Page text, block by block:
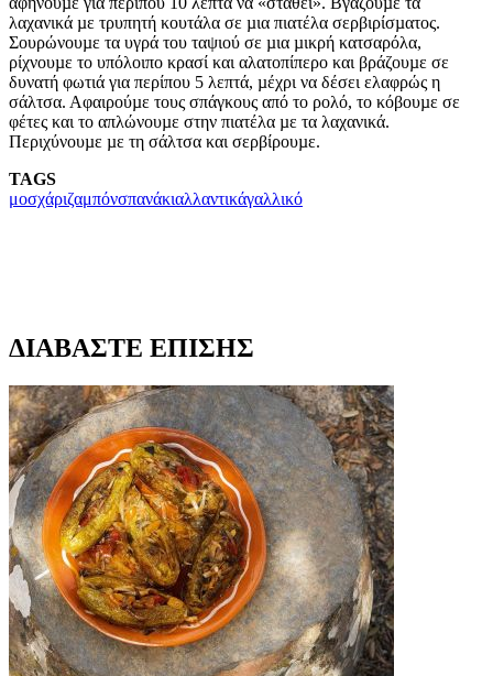
λαχανικά µε τρυπητή κουτάλα σε µια πιατέλα σερβιρίσµατος.
Σουρώνουµε τα υγρά του ταψιού σε µια µικρή κατσαρόλα,
ρίχνουµε το υπόλοιπο κρασί και αλατοπίπερο και βράζουµε σε
δυνατή φωτιά για περίπου 5 λεπτά, µέχρι να δέσει ελαφρώς η
σάλτσα. Αφαιρούµε τους σπάγκους από το ρολό, το κόβουµε σε
φέτες και το απλώνουµε στην πιατέλα µε τα λαχανικά.
Περιχύνουµε µε τη σάλτσα και σερβίρουµε.
TAGS
μοσχάριζαμπόνσπανάκιαλλαντικάγαλλικό
ΔΙΑΒΑΣΤΕ ΕΠΙΣΗΣ